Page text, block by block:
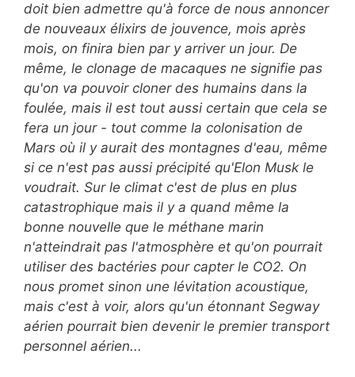
doit bien admettre qu'à force de nous annoncer
de nouveaux élixirs de jouvence, mois après
mois, on finira bien par y arriver un jour. De
même, le clonage de macaques ne signifie pas
qu'on va pouvoir cloner des humains dans la
foulée, mais il est tout aussi certain que cela se
fera un jour - tout comme la colonisation de
Mars où il y aurait des montagnes d'eau, même
si ce n'est pas aussi précipité qu'Elon Musk le
voudrait. Sur le climat c'est de plus en plus
catastrophique mais il y a quand même la
bonne nouvelle que le méthane marin
n'atteindrait pas l'atmosphère et qu'on pourrait
utiliser des bactéries pour capter le CO2. On
nous promet sinon une lévitation acoustique,
mais c'est à voir, alors qu'un étonnant Segway
aérien pourrait bien devenir le premier transport
personnel aérien...